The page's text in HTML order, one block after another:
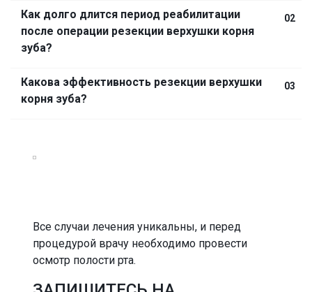
Как долго длится период реабилитации
после операции резекции верхушки корня
зуба?
02
Какова эффективность резекции верхушки
корня зуба?
03
Все случаи лечения уникальны, и перед
процедурой врачу необходимо провести
осмотр полости рта.